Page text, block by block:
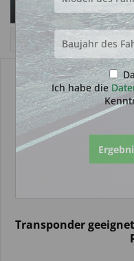
Filtern
Transponder
Ich habe die